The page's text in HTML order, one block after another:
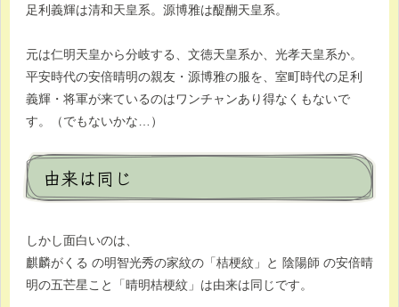
足利義輝は清和天皇系。源博雅は醍醐天皇系。
元は仁明天皇から分岐する、文徳天皇系か、光孝天皇系か。
平安時代の安倍晴明の親友・源博雅の服を、室町時代の足利
義輝・将軍が来ているのはワンチャンあり得なくもないで
す。（でもないかな…）
由来は同じ
しかし面白いのは、
麒麟がくる の明智光秀の家紋の「桔梗紋」と 陰陽師 の安倍晴
明の五芒星こと「晴明桔梗紋」は由来は同じです。